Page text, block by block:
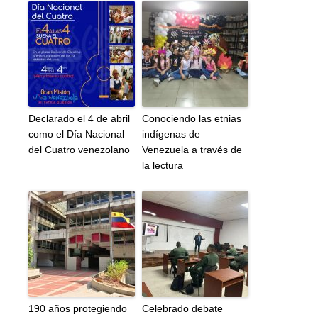
Declarado el 4 de abril
como el Día Nacional
del Cuatro venezolano
Conociendo las etnias
indígenas de
Venezuela a través de
la lectura
190 años protegiendo Celebrado debate